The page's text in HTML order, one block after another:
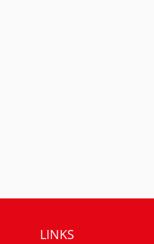
LINKS